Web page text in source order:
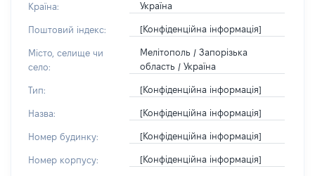
Країна: Україна
Поштовий індекс: [Конфіденційна інформація]
Місто, селище чи
село:
Мелітополь / Запорізька
область / Україна
Тип: [Конфіденційна інформація]
Назва: [Конфіденційна інформація]
Номер будинку: [Конфіденційна інформація]
Номер корпусу: [Конфіденційна інформація]